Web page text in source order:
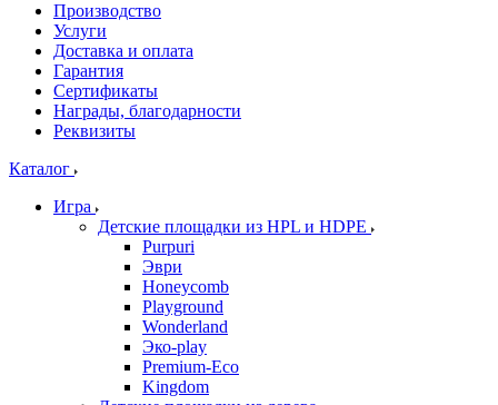
Производство
Услуги
Доставка и оплата
Гарантия
Сертификаты
Награды, благодарности
Реквизиты
Каталог
Игра
Детские площадки из HPL и HDPE
Purpuri
Эври
Honeycomb
Playground
Wonderland
Эко-play
Premium-Eco
Kingdom